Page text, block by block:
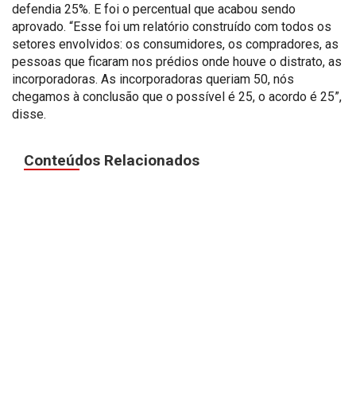
defendia 25%. E foi o percentual que acabou sendo
aprovado. “Esse foi um relatório construído com todos os
setores envolvidos: os consumidores, os compradores, as
pessoas que ficaram nos prédios onde houve o distrato, as
incorporadoras. As incorporadoras queriam 50, nós
chegamos à conclusão que o possível é 25, o acordo é 25”,
disse.
Conteúdos Relacionados